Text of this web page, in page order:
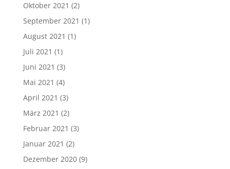
Oktober 2021 (2)
September 2021 (1)
August 2021 (1)
Juli 2021 (1)
Juni 2021 (3)
Mai 2021 (4)
April 2021 (3)
März 2021 (2)
Februar 2021 (3)
Januar 2021 (2)
Dezember 2020(9)